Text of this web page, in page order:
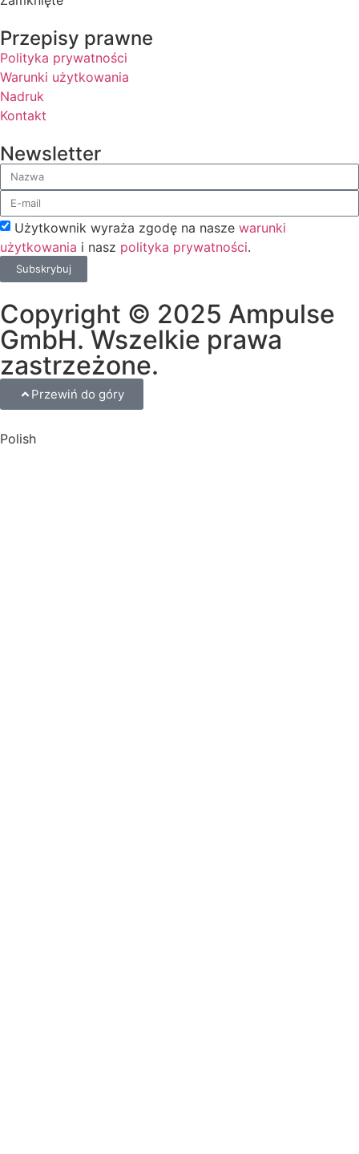
Przepisy prawne
Polityka prywatności
Warunki użytkowania
Nadruk
Kontakt
Newsletter
Użytkownik wyraża zgodę na nasze warunki
użytkowania i nasz polityka prywatności.
Subskrybuj
Copyright © 2025 Ampulse
GmbH. Wszelkie prawa
zastrzeżone.
Przewiń do góry
Polish